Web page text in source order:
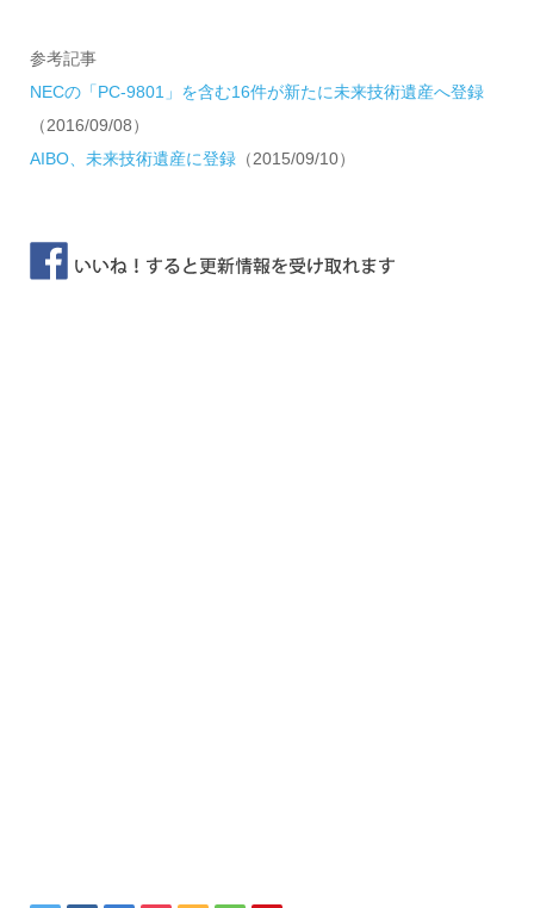
参考記事
NECの「PC-9801」を含む16件が新たに未来技術遺産へ登録
（2016/09/08）
AIBO、未来技術遺産に登録（2015/09/10）